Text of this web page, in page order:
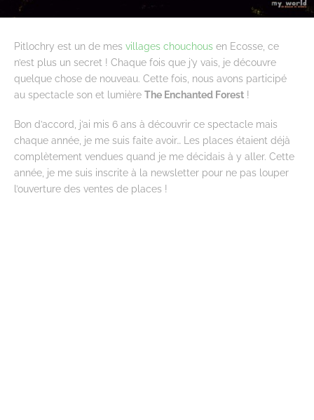
Pitlochry est un de mes villages chouchous en Ecosse, ce
n’est plus un secret ! Chaque fois que j’y vais, je découvre
quelque chose de nouveau. Cette fois, nous avons participé
au spectacle son et lumière The Enchanted Forest !
Bon d’accord, j’ai mis 6 ans à découvrir ce spectacle mais
chaque année, je me suis faite avoir… Les places étaient déjà
complètement vendues quand je me décidais à y aller. Cette
année, je me suis inscrite à la newsletter pour ne pas louper
l’ouverture des ventes de places !